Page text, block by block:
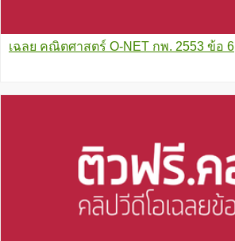
เฉลย คณิตศาสตร์ O-NET กพ. 2553 ข้อ 6